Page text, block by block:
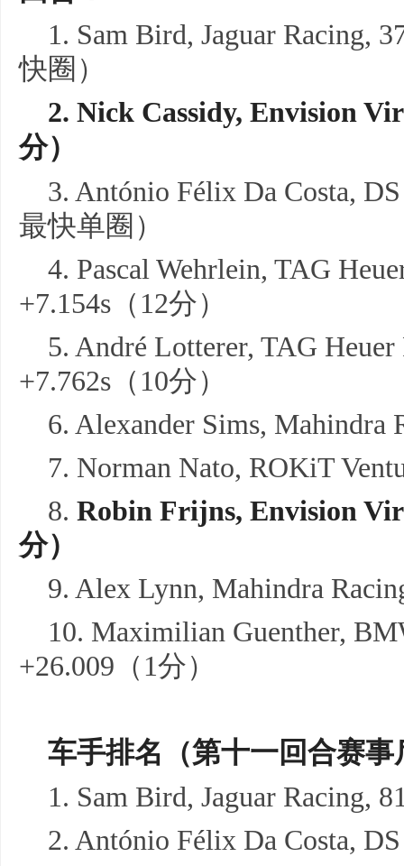
1. Sam Bird, Jaguar Racing,
快圈）
2. Nick Cassidy, Envision
分）
3. António Félix Da Costa,
最快单圈）
4. Pascal Wehrlein, TAG
+7.154s（12分）
5. André Lotterer, TAG
+7.762s（10分）
6. Alexander Sims, Mahindra
7. Norman Nato, ROKiT
8. Robin Frijns, Envision
分）
9. Alex Lynn, Mahindra
10. Maximilian Guenther,
+26.009（1分）
车手排名
（第十一回合赛
1. Sam Bird, Jaguar Racing,
2. António Félix Da Costa,